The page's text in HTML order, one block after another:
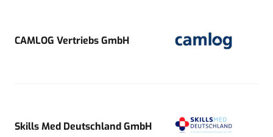
CAMLOG Vertriebs GmbH
Skills Med Deutschland GmbH